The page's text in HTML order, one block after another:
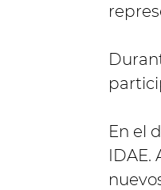
En el
IDAE.